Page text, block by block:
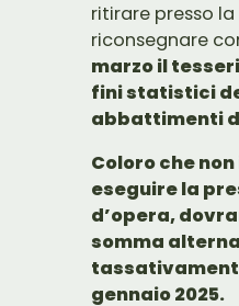
ritirare presso la
riconsegnare
marzo il
fini statistici
abbattimenti
Coloro che
eseguire la
d’opera,
somma
gennaio 2025.